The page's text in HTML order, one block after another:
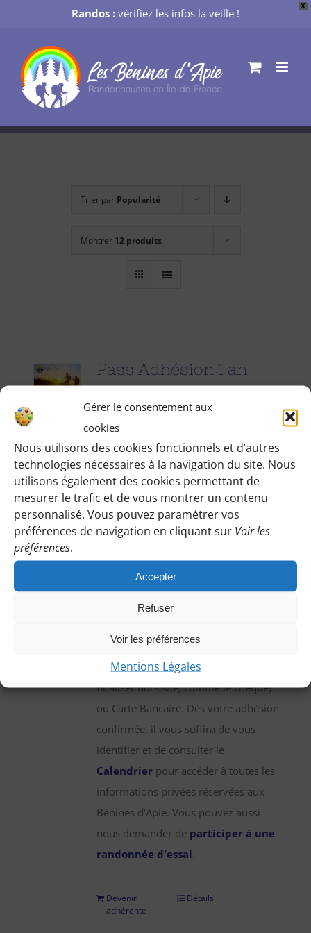
X
Randos : vérifiez les infos la veille !
Gérer le consentement aux
cookies
Nous utilisons des cookies fonctionnels et d’autres
technologies nécessaires à la navigation du site. Nous
utilisons également des cookies permettant de
mesurer le trafic et de vous montrer un contenu
personnalisé. Vous pouvez paramétrer vos
préférences de navigation en cliquant sur Voir les
préférences.
Accepter
Refuser
Voir les préférences
Mentions Légales
contenu
Trier par Popularité
Montrer 12 produits
Pass Adhésion 1 an
25.00€ pour 1 an
Accédez à toutes les informations
pratiques de nos excursions du
dimanche et des jours fériés (Point de
rendez-vous, horaires, conseils etc.), et
participez à nos activités telles que des
Pour adhérer et faire vivre notre
association, nous vous demandons
que vous pouvez régler par chèque,
virement bancaire (démarche à
finaliser hors site, comme le chèque)
ou Carte Bancaire. Dès votre adhésion
confirmée, il vous suffira de vous
identifier et de consulter le
Calendrier pour accéder à toutes les
informations privées réservées aux
Bénines d'Apie. Vous pouvez aussi
nous demander de participer à une
randonnée d'essai.
Devenir
adhérente
Détails